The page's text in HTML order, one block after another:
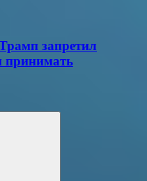
запретил
принимать